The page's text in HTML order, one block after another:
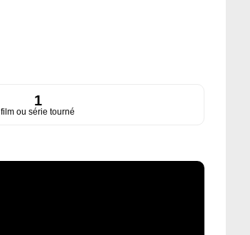
1
film ou série tourné